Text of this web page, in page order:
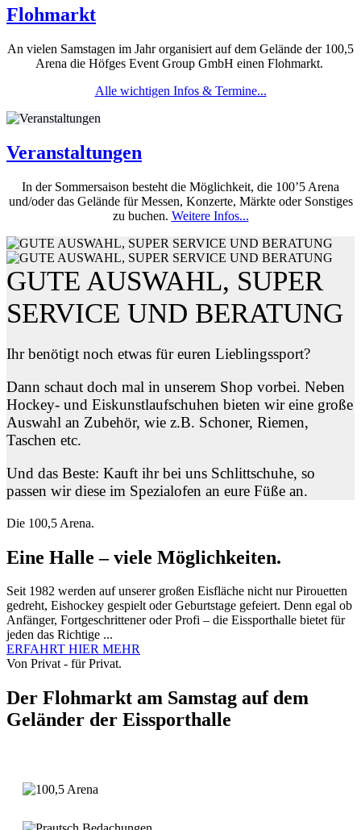
Flohmarkt
An vielen Samstagen im Jahr organisiert auf dem Gelände der 100,5
Arena die Höfges Event Group GmbH einen Flohmarkt.
Alle wichtigen Infos & Termine...
Veranstaltungen
In der Sommersaison besteht die Möglichkeit, die 100’5 Arena
und/oder das Gelände für Messen, Konzerte, Märkte oder Sonstiges
zu buchen. Weitere Infos...
GUTE AUSWAHL, SUPER
SERVICE UND BERATUNG
Ihr benötigt noch etwas für euren Lieblingssport?
Dann schaut doch mal in unserem Shop vorbei. Neben
Hockey- und Eiskunstlaufschuhen bieten wir eine große
Auswahl an Zubehör, wie z.B. Schoner, Riemen,
Taschen etc.
Und das Beste: Kauft ihr bei uns Schlittschuhe, so
passen wir diese im Spezialofen an eure Füße an.
Die 100,5 Arena.
Eine Halle – viele Möglichkeiten.
Seit 1982 werden auf unserer großen Eisfläche nicht nur Pirouetten
gedreht, Eishockey gespielt oder Geburtstage gefeiert. Denn egal ob
Anfänger, Fortgeschrittener oder Profi – die Eissporthalle bietet für
jeden das Richtige ...
ERFAHRT HIER MEHR
Von Privat - für Privat.
Der Flohmarkt am Samstag auf dem
Geländer der Eissporthalle